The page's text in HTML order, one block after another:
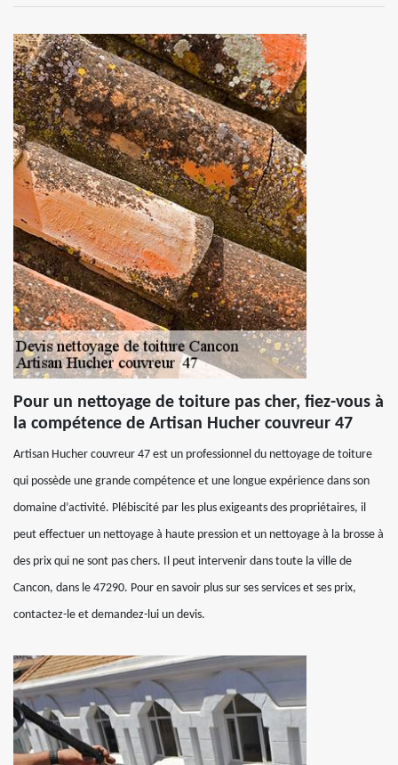
Pour un nettoyage de toiture pas cher, fiez-vous à
la compétence de Artisan Hucher couvreur 47
Artisan Hucher couvreur 47 est un professionnel du nettoyage de toiture
qui possède une grande compétence et une longue expérience dans son
domaine d’activité. Plébiscité par les plus exigeants des propriétaires, il
peut effectuer un nettoyage à haute pression et un nettoyage à la brosse à
des prix qui ne sont pas chers. Il peut intervenir dans toute la ville de
Cancon, dans le 47290. Pour en savoir plus sur ses services et ses prix,
contactez-le et demandez-lui un devis.